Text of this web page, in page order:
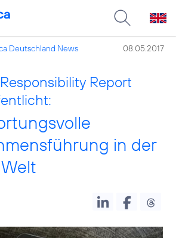
Deutschland News 08.05.2017
Report
in der